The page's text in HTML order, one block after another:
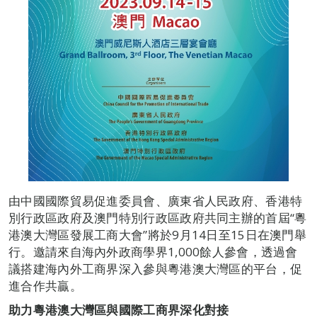
由中國國際貿易促進委員會、廣東省人民政府、香港特
別行政區政府及澳門特別行政區政府共同主辦的首屆“粵
港澳大灣區發展工商大會”將於9月14日至15日在澳門舉
行。邀請來自海內外政商學界1,000餘人參會，透過會
議搭建海內外工商界深入參與粵港澳大灣區的平台，促
進合作共贏。
助力粵港澳大灣區與國際工商界深化對接